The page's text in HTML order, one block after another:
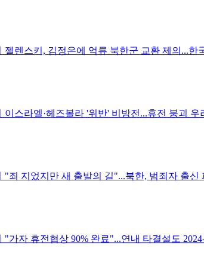
젤렌스키, 김정은에 억류 북한군 교환 제의...한
스라엘·헤즈볼라 '위반' 비방전...휴전 붕괴 우
"죄 지었지만 새 출발의 길"...북한, 범죄자 출신
"가자 휴전협상 90% 완료"...연내 타결설도